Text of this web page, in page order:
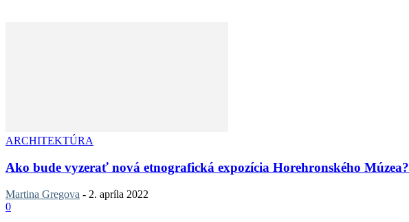
ARCHITEKTÚRA
Ako bude vyzerať nová etnografická expozícia Horehronského Múzea?
Martina Gregova - 2. apríla 2022
0